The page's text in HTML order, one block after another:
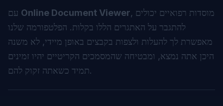
Online Document Viewer, מוסדות רפואיים יכולים
להתגבר על האתגרים הללו בקלות. הפלטפורמה שלנו
מאפשרת לך להעלות ולצפות בקבצים באופן מיידי, לא משנה
היכן אתה נמצא, ומבטיחה שהמסמכים הקריטיים יהיו זמינים
תמיד כשאתה זקוק להם.